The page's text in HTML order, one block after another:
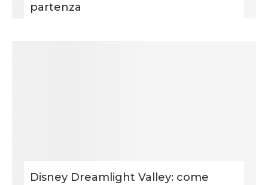
partenza
Disney Dreamlight Valley: come